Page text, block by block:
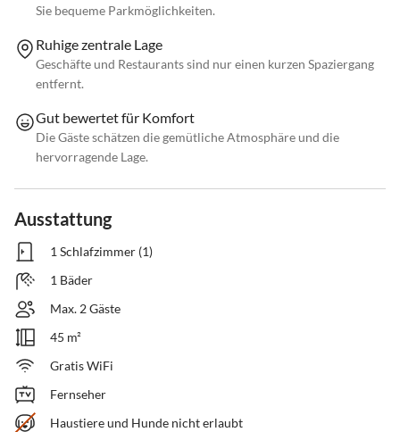
Sie bequeme Parkmöglichkeiten.
Ruhige zentrale Lage
Geschäfte und Restaurants sind nur einen kurzen Spaziergang
entfernt.
Gut bewertet für Komfort
Die Gäste schätzen die gemütliche Atmosphäre und die
hervorragende Lage.
Ausstattung
1 Schlafzimmer (1)
1 Bäder
Max. 2 Gäste
45 m²
Gratis WiFi
Fernseher
Haustiere und Hunde nicht erlaubt